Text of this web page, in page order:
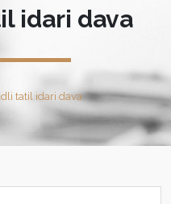
idari dava
tatil idari dava